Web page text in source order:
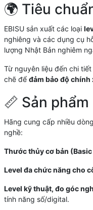
🌍 Tiêu
EBISU sản xuất các loại
nghiêng và các dụng cụ
lượng Nhật Bản nghiêm
Từ nguyên liệu đến chi
chẽ để đảm bảo độ chính
📏 Sản
Hãng cung cấp nhiều
nghề:
Thước thủy cơ bản
Level đa chức năng cho
Level kỹ thuật, đo góc
tính năng số/digital.